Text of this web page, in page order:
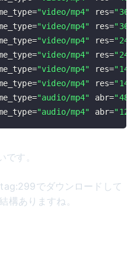
="video/mp4" res=
="video/mp4" res=
="video/mp4" res=
="video/mp4" res=
="video/mp4" res=
="video/mp4" res=
="audio/mp4" abr=
="audio/mp4" abr=
す。
でダウンロードして
構ありますね。